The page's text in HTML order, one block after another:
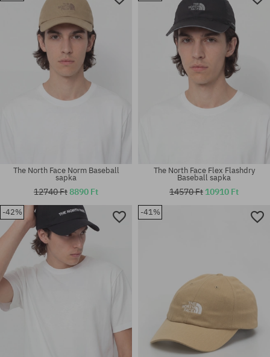
univerzális méret univerzális méret
univerzális méret
The North Face Norm Baseball
sapka
12740 Ft8890 Ft
The North Face Flex Flashdry
Baseball sapka
14570 Ft 10910 Ft
-42% -41%